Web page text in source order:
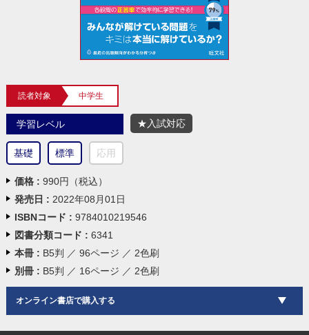
読者対象 中学生
学習レベル
基礎 標準 応用
★入試対応
価格 : 990円（税込）
発売日 : 2022年08月01日
ISBNコード : 9784010219546
図書分類コード : 6341
本冊 : B5判 ／ 96ページ ／ 2色刷
別冊 : B5判 ／ 16ページ ／ 2色刷
オンライン書店で購入する